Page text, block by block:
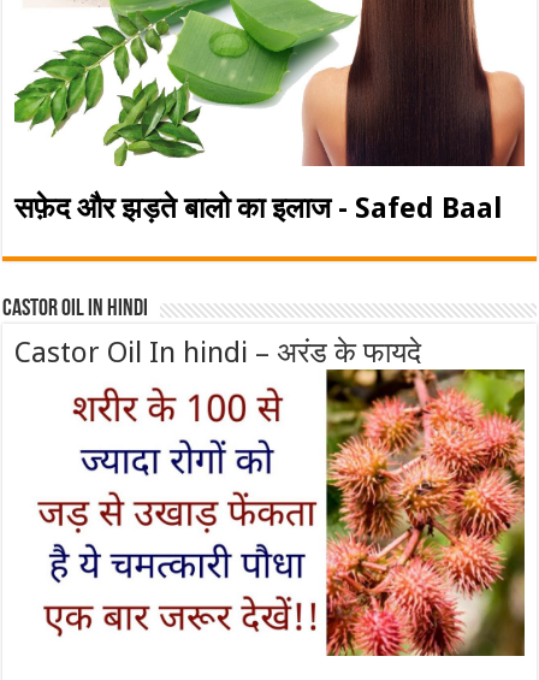
सफ़ेद और झड़ते बालो का इलाज - Safed Baal
Castor Oil In Hindi
Castor Oil In hindi – अरंड के फायदे